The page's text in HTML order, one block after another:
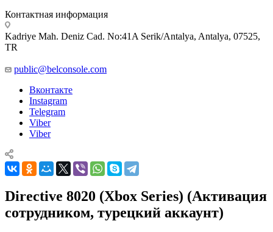
Контактная информация
Kadriye Mah. Deniz Cad. No:41A Serik/Antalya, Antalya, 07525,
TR
public@belconsole.com
Вконтакте
Instagram
Telegram
Viber
Viber
Directive 8020 (Xbox Series) (Активация
сотрудником, турецкий аккаунт)